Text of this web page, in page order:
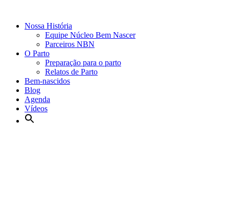
Nossa História
Equipe Núcleo Bem Nascer
Parceiros NBN
O Parto
Preparação para o parto
Relatos de Parto
Bem-nascidos
Blog
Agenda
Vídeos